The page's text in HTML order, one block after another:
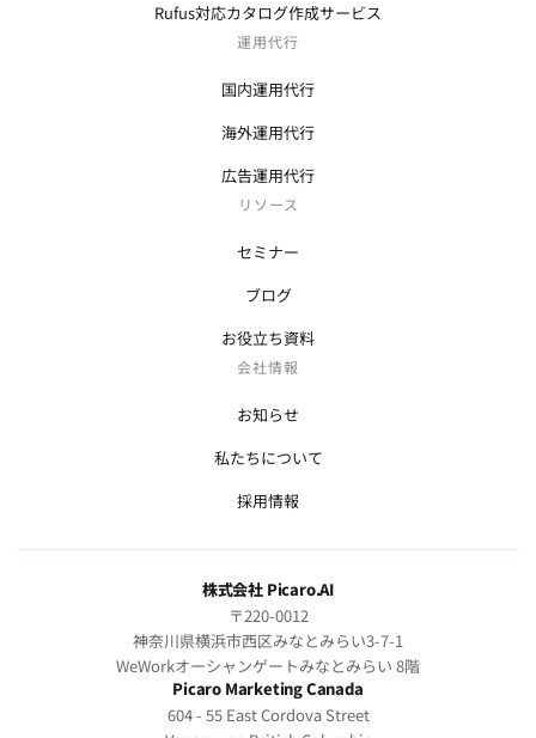
Rufus対応カタログ作成サービス
運用代行
国内運用代行
海外運用代行
広告運用代行
リソース
セミナー
ブログ
お役立ち資料
会社情報
お知らせ
私たちについて
採用情報
株式会社 Picaro.AI
〒220-0012
神奈川県横浜市西区みなとみらい3-7-1
WeWorkオーシャンゲートみなとみらい 8階
Picaro Marketing Canada
604 - 55 East Cordova Street